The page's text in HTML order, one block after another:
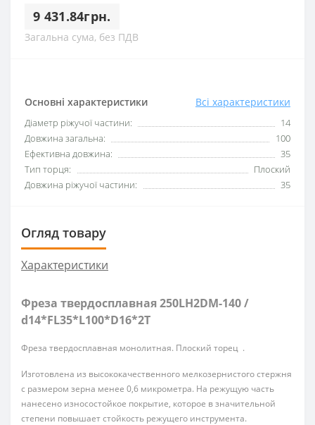
9 431.84грн.
Загальна сума, без ПДВ
Основні характеристики Всі характеристики
Діаметр ріжучої частини:
14
Довжина загальна:
100
Ефективна довжина:
35
Тип торця:
Плоский
Довжина ріжучої частини:
35
Огляд товару
Характеристики
Фреза твердосплавная 250LH2DM-140 /
d14*FL35*L100*D16*2T
Фреза твердосплавная монолитная. Плоский торец .
Изготовлена из высококачественного мелкозернистого стержня
с размером зерна менее 0,6 микрометра. На режущую часть
нанесено износостойкое покрытие, которое в значительной
степени повышает стойкость режущего инструмента.